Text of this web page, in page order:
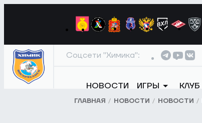
Соцсети "Химика":
НОВОСТИ ИГРЫ КЛУБ
ГЛАВНАЯ НОВОСТИ НОВОСТИ